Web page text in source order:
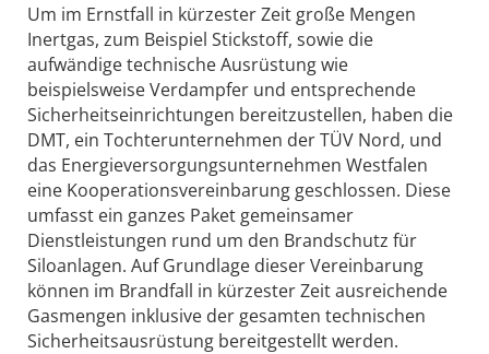
Um im Ernstfall in kürzester Zeit große Mengen
Inertgas, zum Beispiel Stickstoff, sowie die
aufwändige technische Ausrüstung wie
beispielsweise Verdampfer und entsprechende
Sicherheitseinrichtungen bereitzustellen, haben die
DMT, ein Tochterunternehmen der TÜV Nord, und
das Energieversorgungsunternehmen Westfalen
eine Kooperationsvereinbarung geschlossen. Diese
umfasst ein ganzes Paket gemeinsamer
Dienstleistungen rund um den Brandschutz für
Siloanlagen. Auf Grundlage dieser Vereinbarung
können im Brandfall in kürzester Zeit ausreichende
Gasmengen inklusive der gesamten technischen
Sicherheitsausrüstung bereitgestellt werden.